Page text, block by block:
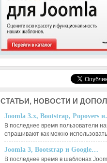
СТАТЬИ, НОВОСТИ И
Joomla 3.x, Bootstrap, Popovers
В последнее время пользователи
спрашивают как можно
Joomla 3, Bootstrap и Google…
В последнее время в шаблонах